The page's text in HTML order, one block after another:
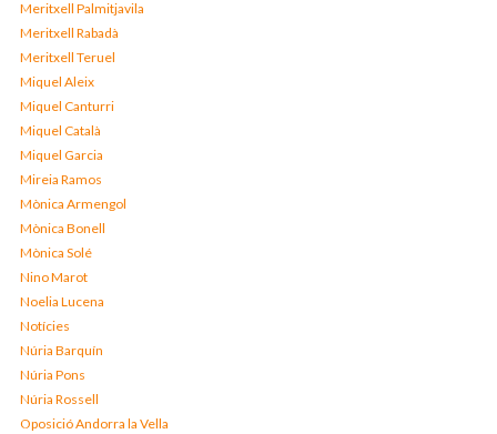
Meritxell Palmitjavila
Meritxell Rabadà
Meritxell Teruel
Miquel Aleix
Miquel Canturri
Miquel Català
Miquel Garcia
Mireia Ramos
Mònica Armengol
Mònica Bonell
Mònica Solé
Nino Marot
Noelia Lucena
Notícies
Núria Barquín
Núria Pons
Núria Rossell
Oposició Andorra la Vella